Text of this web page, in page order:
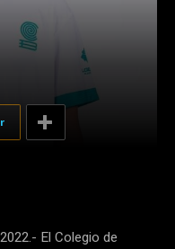
El Colegio de